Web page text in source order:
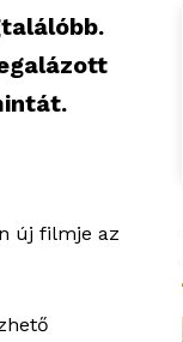
új filmje az